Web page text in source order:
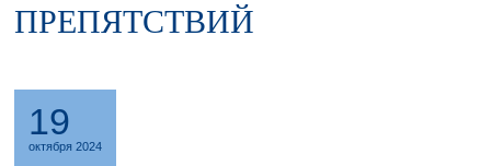
ПРЕПЯТСТВИЙ
19
октября 2024